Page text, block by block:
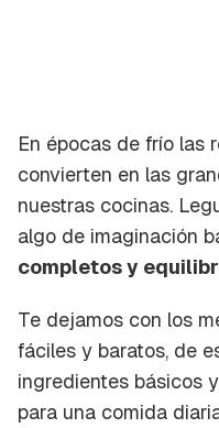
En épocas de frío las
convierten en las
nuestras cocinas.
algo de imaginación
completos y
Te dejamos con los
fáciles y baratos, de
ingredientes básicos
para una comida